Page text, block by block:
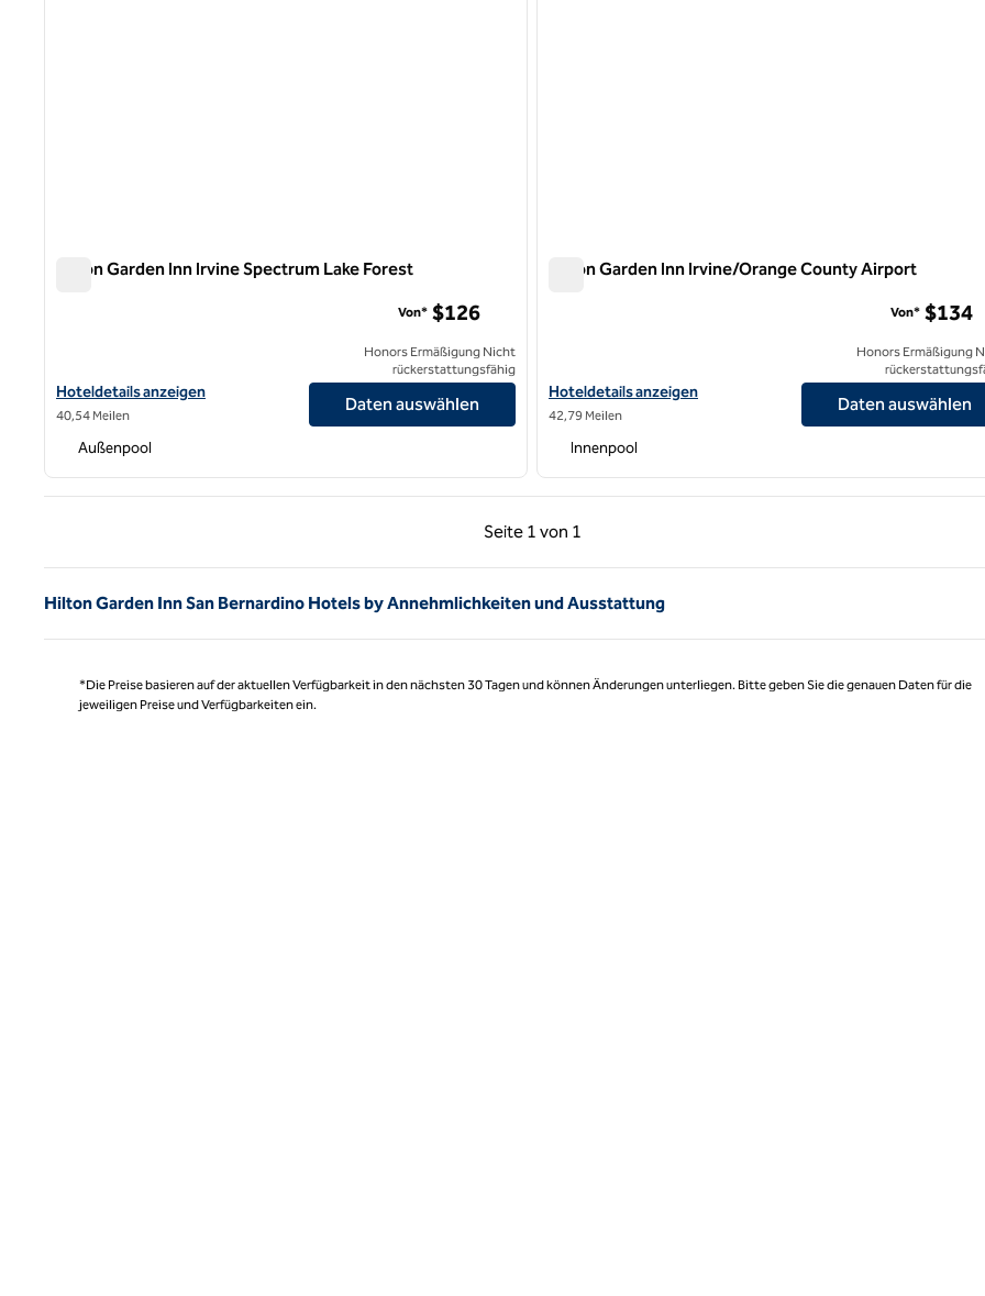
Hilton Garden Inn Irvine Spectrum Lake Forest
Hoteldetails für das Hilton Garden Inn Irvine Spectrum Lake Forest anzeigen
Hoteldetails anzeigen
40,54 Meilen
Von* $126
Honors Ermäßigung Nicht
rückerstattungsfähig
Daten auswählen
Außenpool
Hilton Garden Inn Irvine/Orange County Airport
Hoteldetails zum Hilton Garden Inn Irvine/Orange County
Hoteldetails anzeigen
42,79 Meilen
Von* $134
Honors Ermäßigung
Daten auswählen
Innenpool
Seite 1 von 1
Vorherige Seite, 1 von 1
Seite 1 von 1
Hilton Garden Inn San Bernardino Hotels by Annehmlichkeiten und Ausstattung
*Die Preise basieren auf der aktuellen Verfügbarkeit in den nächsten 30 Tagen und können Änderungen unterliegen. Bitte geben Sie die genauen Daten für die
jeweiligen Preise und Verfügbarkeiten ein.